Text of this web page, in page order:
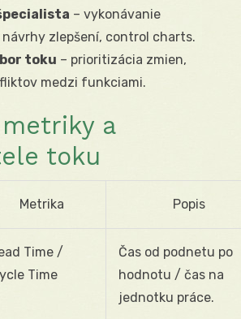
– vykonávanie
zlepšení, control charts.
toku – prioritizácia zmien,
medzi funkciami.
a
toku
Metrika Popis
Time /
Time
Čas od podnetu po
hodnotu / čas na
jednotku práce.